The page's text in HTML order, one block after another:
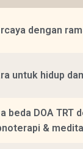
dengan
untuk hidup
beda DOA TRT
&